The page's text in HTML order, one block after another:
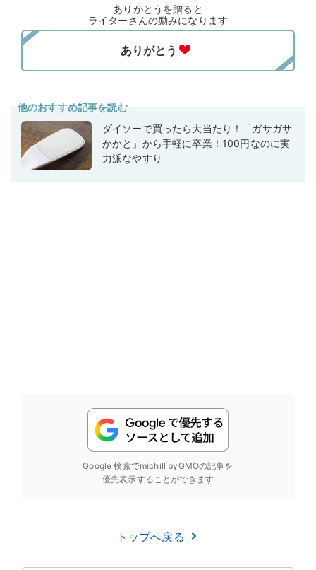
ありがとうを贈ると
ライターさんの励みになります
他のおすすめ記事を読む
ダイソーで買ったら大当たり！「ガサガサ
かかと」から手軽に卒業！100円なのに実
力派なやすり
Google 検索でmichill byGMOの記事を
優先表示することができます
トップへ戻る